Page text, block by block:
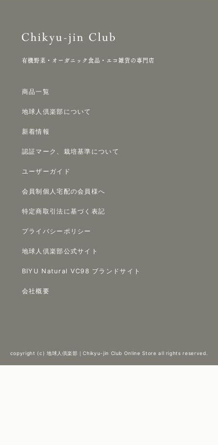
商品一覧
地球人倶楽部について
新着情報
認証マーク、栽培基準について
ユーザーガイド
会員制個人宅配の会員様へ
特定商取引法に基づく表記
プライバシーポリシー
地球人倶楽部公式サイト
BIYU Natural VC98 ブランドサイト
会社概要
copyright (c) 地球人倶楽部｜Chikyu-jin Club Online Store all rights reserved.